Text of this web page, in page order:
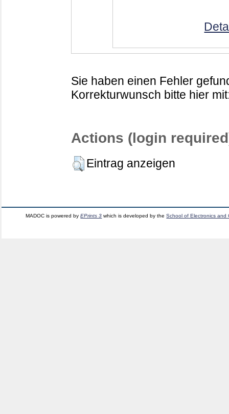
Sie haben einen Fehler
Korrekturwunsch bitte hier
Actions (login
Eintrag anzeigen
MADOC is powered byEPrints 3 which is developed by theSchool of Electronics and